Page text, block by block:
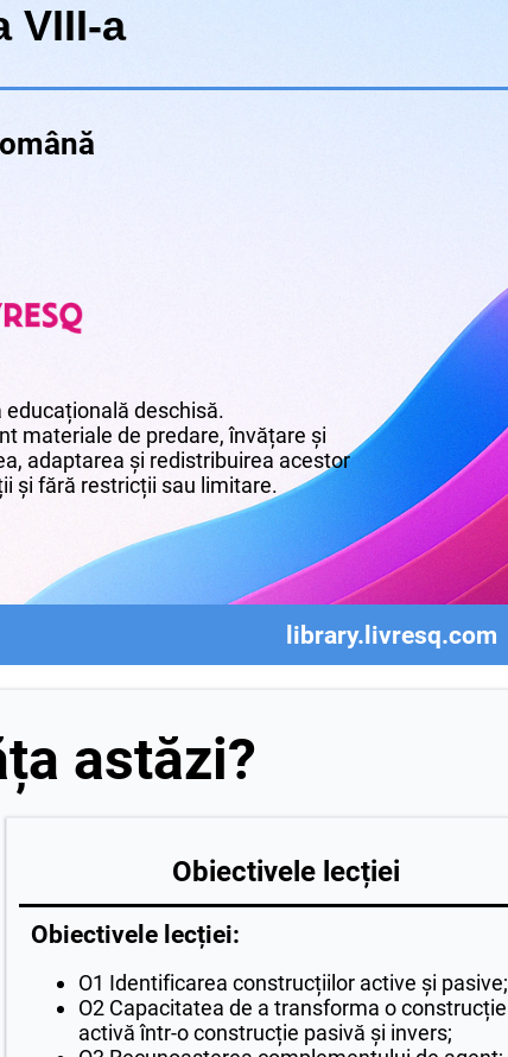
VIII-a
deschisă.
materiale de predare, învățare și
adaptarea și redistribuirea acestor
și fără restricții sau limitare.
library.livresq.com
astăzi?
Obiectivele lecției
Obiectivele lecției:
O1 Identificarea construcțiilor active și pasive;
O2 Capacitatea de a transforma o construcție
activă într-o construcție pasivă și invers;